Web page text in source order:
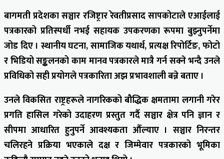
बागमती प्रदेशका सञ्चार रजिष्ट्रार रेवतीप्रसाद सापकोटाले एआईलाई
पत्रकारको प्रतिस्पर्धी नभई सहायक उपकरणका रूपमा बुझ्नुपर्नेमा
जोड दिए । स्थानीय घटना, सामाजिक यथार्थ, प्रत्यक्ष रिपोर्टिङ, फोटो
र भिडियो सङ्कलनको काम मानव पत्रकारले मात्रै गर्न सक्ने भन्दै उनले
प्रविधिको सही प्रयोगले पत्रकारिता अझ प्रभावशाली बन्ने बताए ।
उनले विकसित राष्ट्रहरूले नागरिकको बौद्धिक क्षमतामा लगानी गरेर
प्रगति हासिल गरेको उदाहरण प्रस्तुत गर्दै सञ्चार क्षेत्र पनि ज्ञान र
सीपमा आधारित हुनुपर्ने आवश्यकता औँल्याए । सञ्चार निरन्तर
चलिरहने प्रक्रिया भएकाले दक्ष र जिम्मेवार पत्रकारको भूमिका